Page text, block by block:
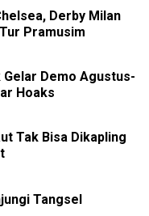
Derby Milan
Pramusim
Gelar Demo Agustus-
Hoaks
Tak Bisa Dikapling
Tangsel